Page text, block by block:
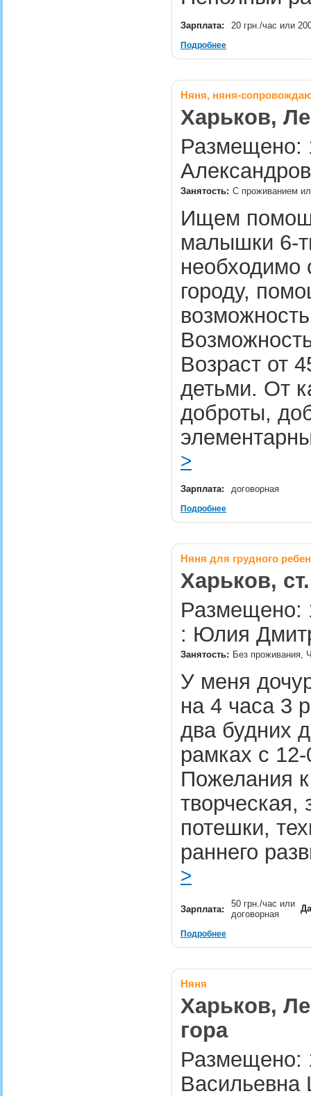
Зарплата: 20 грн./час или
Подробнее
Няня, няня-
Харьков,
Размещено:
Занятость: С проживанием
Ищем
малышки 6-
необходимо
городу,
Возраст от
детьми. От
доброты,
>
Зарплата: договорная
Подробнее
Няня для грудного
Харьков,
Размещено:
: Юлия
Занятость: Без проживания,
У меня
на 4 часа 3
два будних
рамках с
Пожелания
потешки,
раннего
>
Зарплата:
50 грн./час или
договорная
Подробнее
Няня
Харьков,
гора
Размещено: